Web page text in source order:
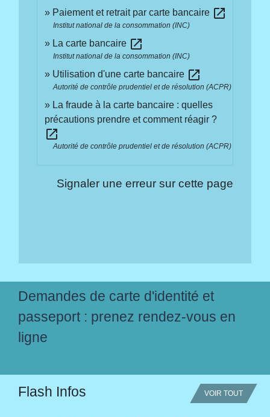
Paiement et retrait par carte bancaire open_in_new
Institut national de la consommation (INC)
La carte bancaire open_in_new
Institut national de la consommation (INC)
Utilisation d'une carte bancaire open_in_new
Autorité de contrôle prudentiel et de résolution (ACPR)
La fraude à la carte bancaire : quelles
précautions prendre et comment réagir ?
open_in_new
Autorité de contrôle prudentiel et de résolution (ACPR)
Signaler une erreur sur cette page
Demandes de carte d'identité et
passeport : prenez rendez-vous en
ligne
Flash Infos VOIR TOUT